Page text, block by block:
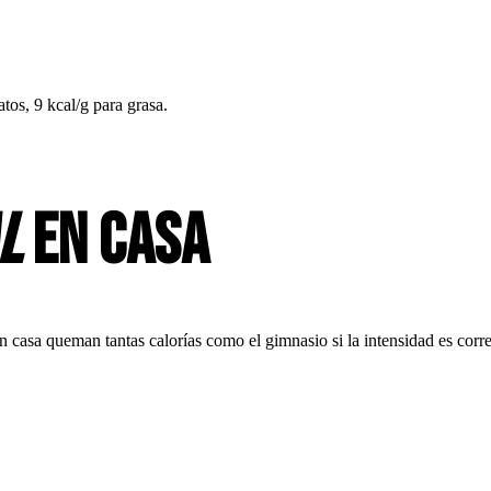
9 kcal/g para grasa.
en casa
queman tantas calorías como el gimnasio si la intensidad es